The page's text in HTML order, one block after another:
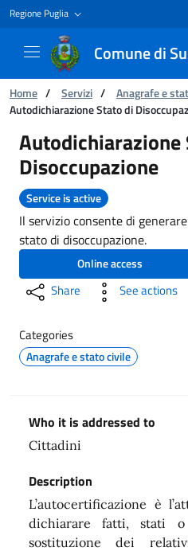
Regione Puglia
Comune di
You are:
Home / Servizi / Anagrafe e
Autodichiarazione Stato di
Autodichiarazione
Autodichiarazione
Disoccupazione
Service is active
Il servizio consente di
stato di disoccupazione.
Online access
Share See actions
Categories
Anagrafe e stato civile
Who it is addressed to
Cittadini
Description
L’autocertificazione è
dichiarare fatti, stati
sostituzione dei